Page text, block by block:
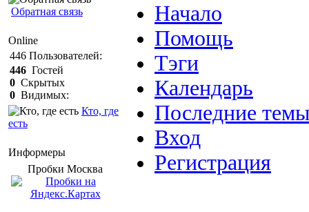
Обратная связь
Online
446 Пользователей:
446 Гостей
0 Скрытых
0 Видимых:
Кто, где
есть
Информеры
Пробки Mосква
Начало
Помощь
Тэги
Календарь
Последние
Вход
Регистрация